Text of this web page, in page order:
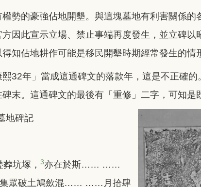
勢的豪強佔地開墾。與這塊墓地有利害關係的
因此宣示立場、禁止事端再度發生，並立碑以
知佔地耕作可能是移民開墾時期經常發生的情
32年」當成這通碑文的落款年，這是不正確
末。這通碑文的最後有「重修」二字，可知是
地碑記
坑塚， 3亦在於斯…… ……
眾破土鳩歛混…… ……月拾肆